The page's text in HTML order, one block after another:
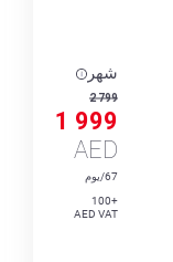
شهر
2 799
1 999
AED
67/يوم
+100
AED VAT